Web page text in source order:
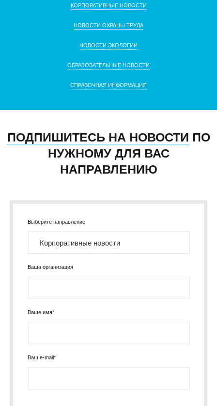
КОРПОРАТИВНЫЕ НОВОСТИ
НОВОСТИ ОХРАНЫ ТРУДА
НОВОСТИ ЭКОЛОГИИ
ОБРАЗОВАТЕЛЬНЫЕ НОВОСТИ
СПРАВОЧНАЯ ИНФОРМАЦИЯ
ПОДПИШИТЕСЬ НА НОВОСТИ ПО
НУЖНОМУ ДЛЯ ВАС
НАПРАВЛЕНИЮ
Выберите направление
Ваша организация
Ваше имя*
Ваш e-mail*